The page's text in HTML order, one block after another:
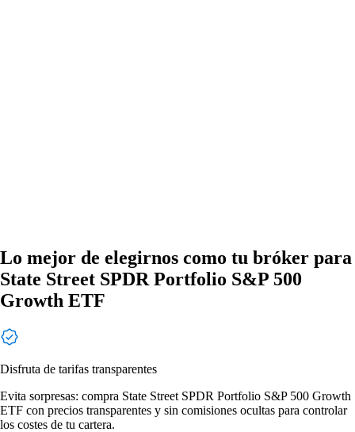
Lo mejor de elegirnos como tu bróker para
State Street SPDR Portfolio S&P 500
Growth ETF
Disfruta de tarifas transparentes
Evita sorpresas: compra State Street SPDR Portfolio S&P 500 Growth
ETF con precios transparentes y sin comisiones ocultas para controlar
los costes de tu cartera.